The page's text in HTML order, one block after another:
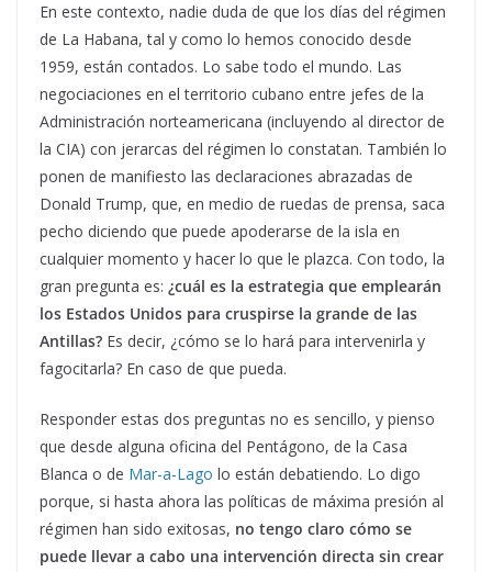
En este contexto, nadie duda de que los días del régimen
de La Habana, tal y como lo hemos conocido desde
1959, están contados. Lo sabe todo el mundo. Las
negociaciones en el territorio cubano entre jefes de la
Administración norteamericana (incluyendo al director de
la CIA) con jerarcas del régimen lo constatan. También lo
ponen de manifiesto las declaraciones abrazadas de
Donald Trump, que, en medio de ruedas de prensa, saca
pecho diciendo que puede apoderarse de la isla en
cualquier momento y hacer lo que le plazca. Con todo, la
gran pregunta es: ¿cuál es la estrategia que emplearán
los Estados Unidos para cruspirse la grande de las
Antillas? Es decir, ¿cómo se lo hará para intervenirla y
fagocitarla? En caso de que pueda.
Responder estas dos preguntas no es sencillo, y pienso
que desde alguna oficina del Pentágono, de la Casa
Blanca o de Mar-a-Lago lo están debatiendo. Lo digo
porque, si hasta ahora las políticas de máxima presión al
régimen han sido exitosas, no tengo claro cómo se
puede llevar a cabo una intervención directa sin crear